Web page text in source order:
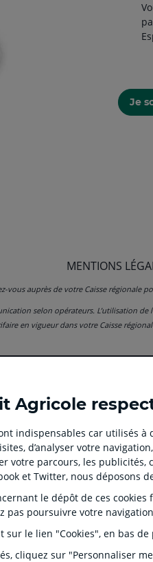
Agricole
indispensables car utilisés
d’analyser votre
votre parcours, les
et Twitter, nous déposons
le dépôt de ces
pas poursuivre votre
le lien "Cookies", en bas de
cliquez sur "Personnaliser
Je
MENTIONS
auprès de votre Caisse régionale
selon opérateurs. L’utilisation
en vigueur dans votre Caisse
Ouvert
dans
un
nouvel
onglet
:
aller
sur
la
page
dans
un
nouvel
onglet
:
Aller
sur
la
page
un
:
aller
sur
la
de Résolution (FGDR)
SITES
Prêt
Agences
Habitat
Service